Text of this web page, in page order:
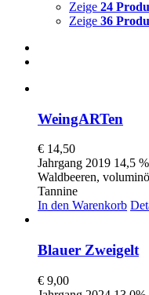
Zeige 24
Zeige 36
WeingARTen
€ 14,50
Jahrgang 2019 14,5
Waldbeeren,
Tannine
In den Warenkorb
Blauer Zweigelt
€ 9,00